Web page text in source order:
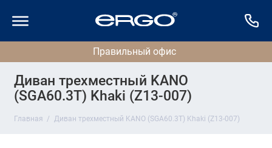
Диван трехместный KANO
(SGA60.3T) Khaki (Z13-007)
Главная Диван трехместный KANO (SGA60.3T) Khaki (Z13-007)